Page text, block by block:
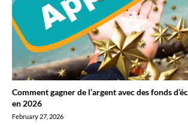
Comment gagner de l’argent avec des fonds
en 2026
February 27, 2026